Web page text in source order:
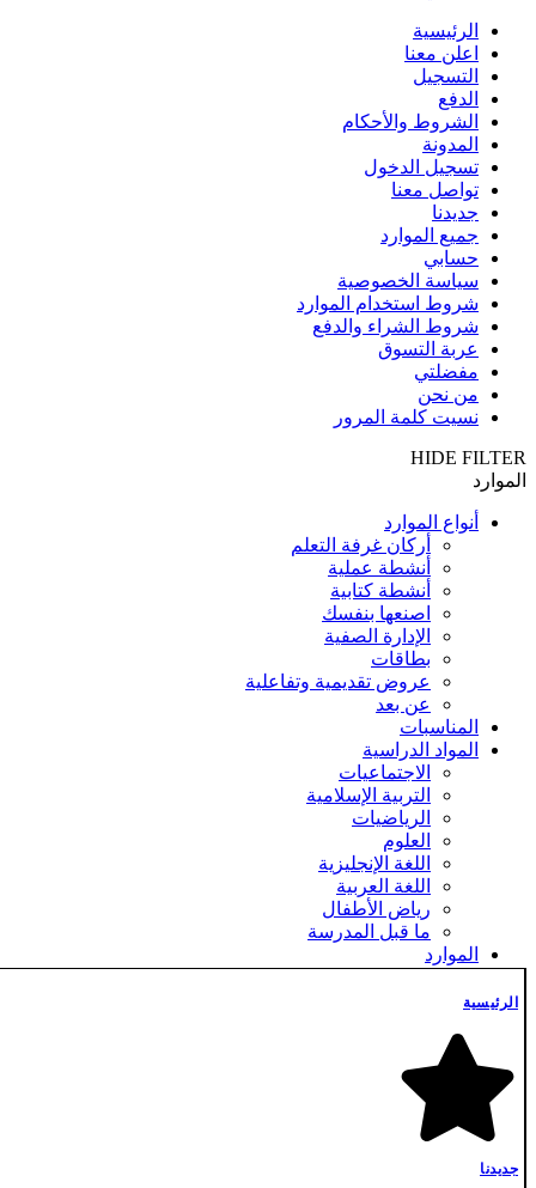
الرئيسية
جديدنا
الرئيسية
اعلن معنا
التسجيل
الدفع
الشروط والأحكام
المدونة
تسجيل الدخول
تواصل معنا
جديدنا
جميع الموارد
حسابي
سياسة الخصوصية
شروط استخدام الموارد
شروط الشراء والدفع
عربة التسوق
مفضلتي
من نحن
نسيت كلمة المرور
HIDE FILTER
الموارد
أنواع الموارد
أركان غرفة التعلم
أنشطة عملية
أنشطة كتابية
اصنعها بنفسك
الإدارة الصفية
بطاقات
عروض تقديمية وتفاعلية
عن بعد
المناسبات
المواد الدراسية
الاجتماعيات
التربية الإسلامية
الرياضيات
العلوم
اللغة الإنجليزية
اللغة العربية
رياض الأطفال
ما قبل المدرسة
الموارد
حزمة
فلترة حسب السعر
أدنى سعر
الموارد المميزة